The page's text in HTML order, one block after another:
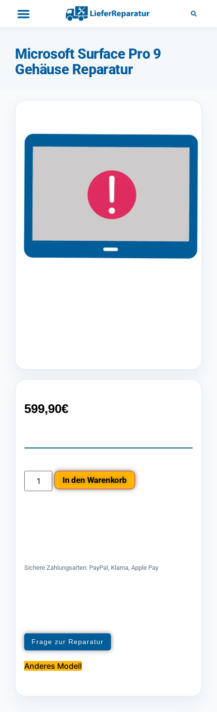
Microsoft Surface Pro 9
Gehäuse Reparatur
599,90€
In den Warenkorb
Sichere Zahlungsarten: PayPal, Klarna, Apple Pay
Frage zur Reparatur
Anderes Modell